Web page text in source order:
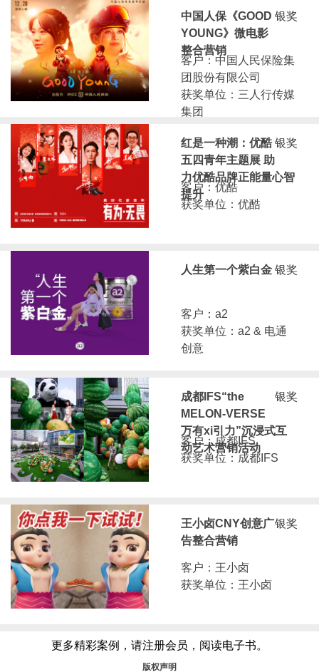
银奖
中国人保《GOOD
YOUNG》微电影
整合营销
客户：中国人民保险集
团股份有限公司
获奖单位：三人行传媒
集团
银奖
红是一种潮：优酷
五四青年主题展 助
力优酷品牌正能量心智
提升
客户：优酷
获奖单位：优酷
银奖
人生第一个紫白金
客户：a2
获奖单位：a2 & 电通
创意
银奖
成都IFS“the
MELON-VERSE
万有xi引力”沉浸式互
动艺术营销活动
客户：成都IFS
获奖单位：成都IFS
银奖
王小卤CNY创意广
告整合营销
客户：王小卤
获奖单位：王小卤
更多精彩案例，请注册会员，阅读电子书。
版权声明